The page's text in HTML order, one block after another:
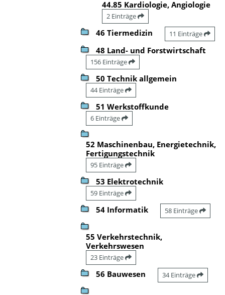
44.85 Kardiologie, Angiologie
2 Einträge
46 Tiermedizin 11 Einträge
48 Land- und Forstwirtschaft
156 Einträge
50 Technik allgemein
44 Einträge
51 Werkstoffkunde
6 Einträge
52 Maschinenbau, Energietechnik,
Fertigungstechnik
95 Einträge
53 Elektrotechnik
59 Einträge
54 Informatik 58 Einträge
55 Verkehrstechnik,
Verkehrswesen
23 Einträge
56 Bauwesen 34 Einträge